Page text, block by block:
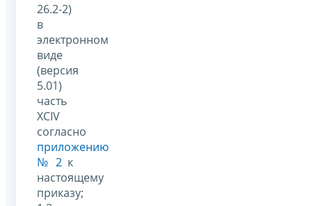
26.2-2)
в
электронном
виде
(версия
5.01)
часть
XCIV
согласно
приложению
№ 2 к
настоящему
приказу;